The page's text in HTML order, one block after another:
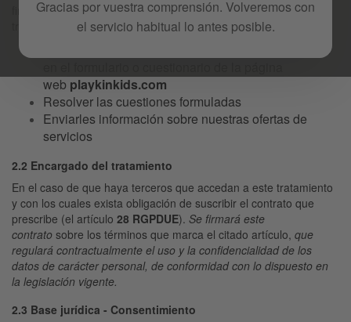
Gracias por vuestra comprensión. Volveremos con
el servicio habitual lo antes posible.
finalidad la recogida e incorporación de los datos a los citados
tratamientos, consisten en:
Ofrecer la información solicitada por los interesados
web playkinkids.com
Resolver las cuestiones formuladas
Enviarles información sobre nuestras ofertas de
servicios
2.2 Encargado del tratamiento
En el caso de que haya terceros que accedan a este tratamiento
y con los cuales exista obligación de suscribir el contrato que
prescribe (el artículo 28 RGPDUE). Se firmará este
contrato sobre los términos que marca el citado artículo, que
regulará contractualmente el uso y la confidencialidad de los
datos de carácter personal, de conformidad con lo dispuesto en
la legislación vigente.
2.3 Base jurídica - Consentimiento